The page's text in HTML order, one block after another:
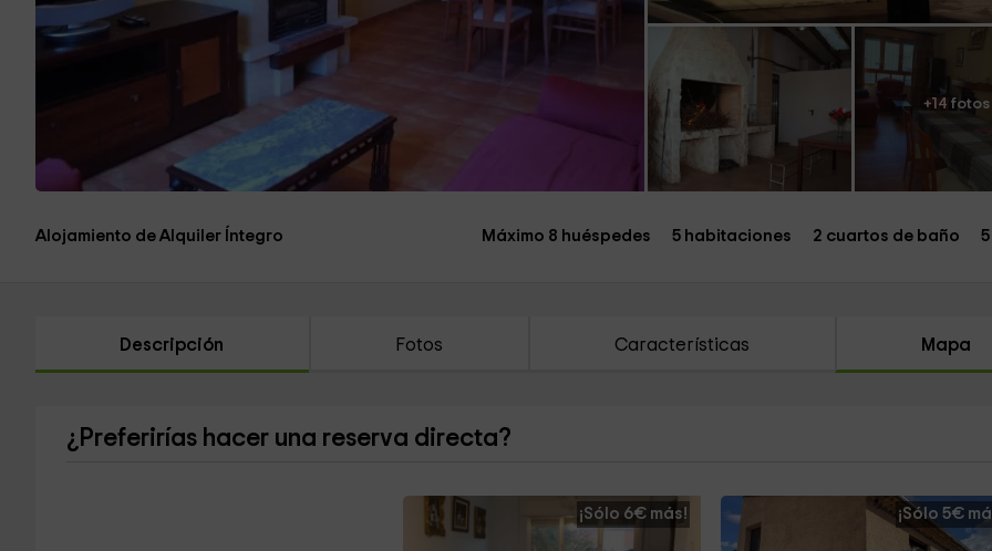
+14 fotos
Alojamiento de Alquiler Íntegro Máximo 8 huéspedes 5 habitaciones 2 cuartos de baño
Descripción Fotos Características Mapa
¿Preferirías hacer una reserva directa?
¡Sólo 6€ más! ¡Sólo 5€